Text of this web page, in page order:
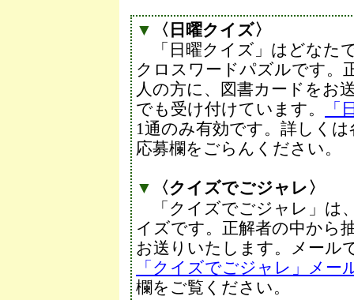
▼
〈日曜クイズ〉
「日曜クイズ」はどなた
クロスワードパズルです。
人の方に、図書カードをお
でも受け付けています。
「
1通のみ有効です。詳しく
応募欄をごらんください。
▼
〈クイズでごジャレ〉
「クイズでごジャレ」は
イズです。正解者の中から
お送りいたします。メール
「クイズでごジャレ」メー
欄をご覧ください。